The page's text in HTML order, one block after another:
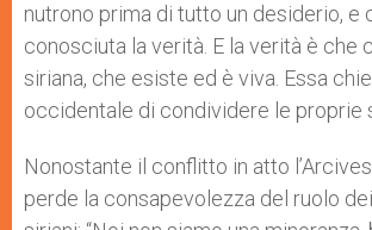
nutrono prima di tutto un desiderio, e
conosciuta la verità. E la verità è che
siriana, che esiste ed è viva. Essa
occidentale di condividere le proprie
Nonostante il conflitto in atto
perde la consapevolezza del ruolo